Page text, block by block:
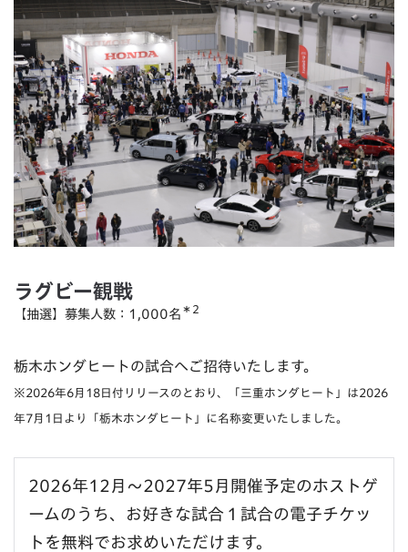
ラグビー観戦
【抽選】募集人数：1,000名 ＊2
栃木ホンダヒートの試合へご招待いたします。
※2026年6月18日付リリースのとおり、「三重ホンダヒート」は2026
年7月1日より「栃木ホンダヒート」に名称変更いたしました。
2026年12月～2027年5月開催予定のホストゲ
ームのうち、お好きな試合１試合の電子チケッ
トを無料でお求めいただけます。